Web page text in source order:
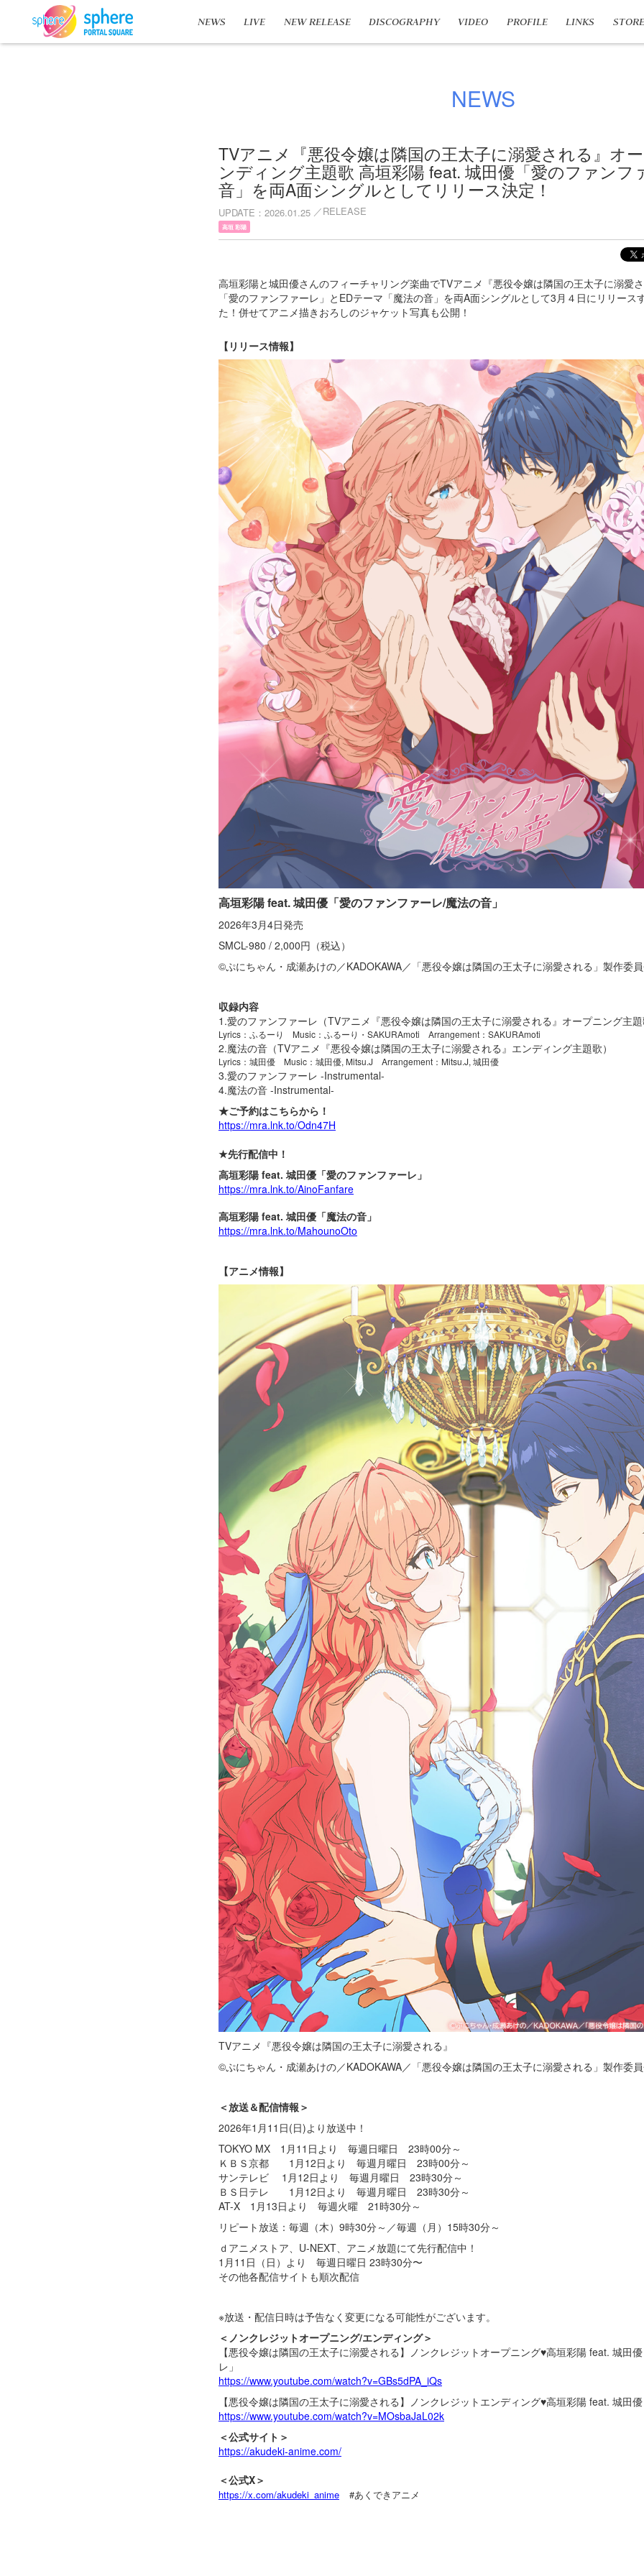
NEWS LIVE NEW RELEASE DISCOGRAPHY VIDEO PROFILE LINKS STORE
NEWS
TVアニメ『悪役令嬢は隣国の王太子に溺愛される』オ
ンディング主題歌 高垣彩陽 feat. 城田優「愛のファンフ
音」を両A面シングルとしてリリース決定！
UPDATE 2026.01.25 RELEASE
高垣 彩陽
高垣彩陽と城田優さんのフィーチャリング楽曲でTVアニメ『悪役令嬢は隣国の王太子に溺愛
「愛のファンファーレ」とEDテーマ「魔法の音」を両A面シングルとして3月４日にリリース
た！併せてアニメ描きおろしのジャケット写真も公開！
【リリース情報】
高垣彩陽 feat. 城田優「愛のファンファーレ/魔法の音」
2026年3月4日発売
SMCL-980 / 2,000円（税込）
©ぷにちゃん・成瀬あけの／KADOKAWA／「悪役令嬢は隣国の王太子に溺愛される」製作委
収録内容
1.愛のファンファーレ（TVアニメ『悪役令嬢は隣国の王太子に溺愛される』オープニング主
Lyrics：ふるーり Music：ふるーり・SAKURAmoti Arrangement：SAKURAmoti
2.魔法の音（TVアニメ『悪役令嬢は隣国の王太子に溺愛される』エンディング主題歌）
Lyrics：城田優 Music：城田優, Mitsu.J Arrangement：Mitsu.J, 城田優
3.愛のファンファーレ -Instrumental-
4.魔法の音 -Instrumental-
★ご予約はこちらから！
https://mra.lnk.to/Odn47H
★先行配信中！
高垣彩陽 feat. 城田優「愛のファンファーレ」
https://mra.lnk.to/AinoFanfare
高垣彩陽 feat. 城田優「魔法の音」
https://mra.lnk.to/MahounoOto
【アニメ情報】
TVアニメ『悪役令嬢は隣国の王太子に溺愛される』
©ぷにちゃん・成瀬あけの／KADOKAWA／「悪役令嬢は隣国の王太子に溺愛される」製作委
＜放送＆配信情報＞
2026年1月11日(日)より放送中！
TOKYO MX 1月11日より 毎週日曜日 23時00分～
ＫＢＳ京都 1月12日より 毎週月曜日 23時00分～
サンテレビ 1月12日より 毎週月曜日 23時30分～
ＢＳ日テレ 1月12日より 毎週月曜日 23時30分～
AT-X 1月13日より 毎週火曜 21時30分～
リピート放送：毎週（木）9時30分～／毎週（月）15時30分～
ｄアニメストア、U-NEXT、アニメ放題にて先行配信中！
1月11日（日）より 毎週日曜日 23時30分〜
その他各配信サイトも順次配信
※放送・配信日時は予告なく変更になる可能性がございます。
＜ノンクレジットオープニング/エンディング＞
【悪役令嬢は隣国の王太子に溺愛される】ノンクレジットオープニング♥高垣彩陽 feat. 城田
レ」
https://www.youtube.com/watch?v=GBs5dPA_iQs
【悪役令嬢は隣国の王太子に溺愛される】ノンクレジットエンディング♥高垣彩陽 feat. 城田
https://www.youtube.com/watch?v=MOsbaJaL02k
＜公式サイト＞
https://akudeki-anime.com/
＜公式X＞
https://x.com/akudeki_anime #あくできアニメ